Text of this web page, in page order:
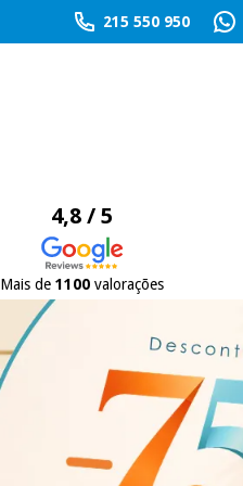
215 550 950
4,8 / 5
Mais de 1100valorações